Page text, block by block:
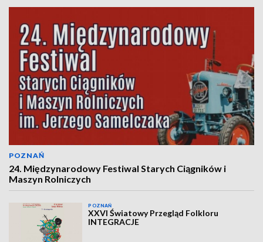
POZNAŃ
24. Międzynarodowy Festiwal Starych Ciągników i
Maszyn Rolniczych
POZNAŃ
XXVI Światowy Przegląd Folkloru
INTEGRACJE